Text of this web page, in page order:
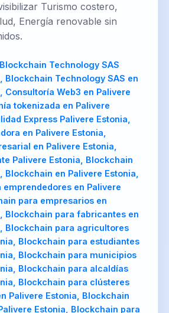
Italiano
ZH-CN
PL
Turismo costero,
Energía renovable sin
Blockchain Technology SAS
Blockchain Technology SAS en
Consultoría Web3 en Palivere
tokenizada en Palivere
Express Palivere Estonia,
en Palivere Estonia,
en Palivere Estonia,
Palivere Estonia, Blockchain
Blockchain en Palivere Estonia,
emprendedores en Palivere
para empresarios en
Blockchain para fabricantes en
Blockchain para agricultores
Blockchain para estudiantes
Blockchain para municipios
Blockchain para alcaldías
Blockchain para clústeres
Palivere Estonia, Blockchain
Estonia, Blockchain para